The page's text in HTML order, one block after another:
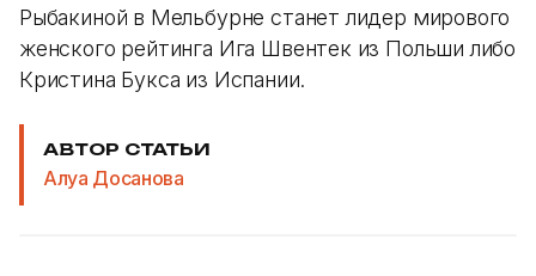
Рыбакиной в Мельбурне станет лидер мирового
женского рейтинга Ига Швентек из Польши либо
Кристина Букса из Испании.
АВТОР СТАТЬИ
Алуа Досанова